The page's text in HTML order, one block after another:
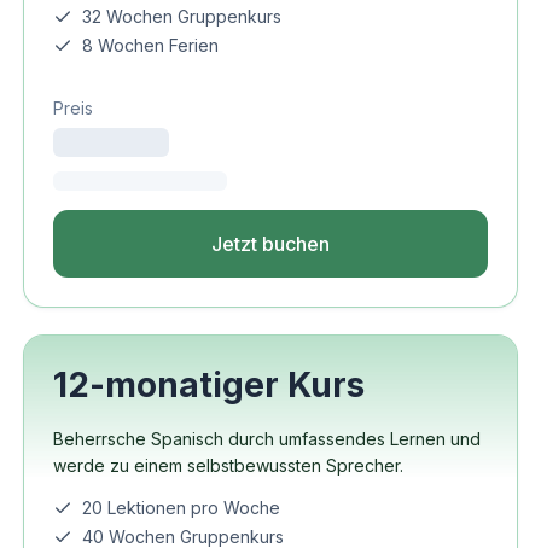
32 Wochen Gruppenkurs
8 Wochen Ferien
Preis
Jetzt buchen
12-monatiger Kurs
Beherrsche Spanisch durch umfassendes Lernen und
werde zu einem selbstbewussten Sprecher.
20 Lektionen pro Woche
40 Wochen Gruppenkurs